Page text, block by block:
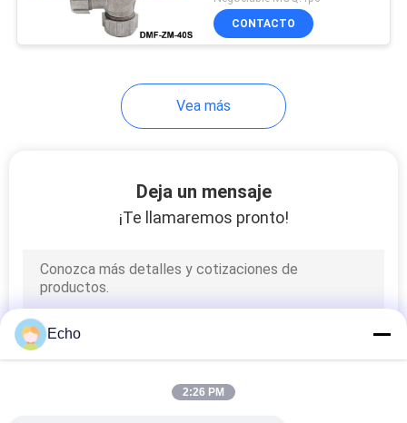
la válvula
Conector de la
bobina del
solenoide
CONTACTO
Vea más
Deja un mensaje
¡Te llamaremos pronto!
Echo
2:26 PM